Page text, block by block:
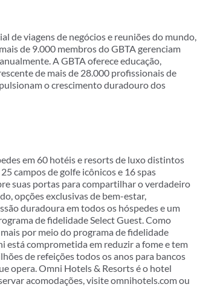
de viagens de negócios e reuniões do mundo,
de 9.000 membros do GBTA gerenciam
A GBTA oferece educação,
de mais de 28.000 profissionais de
o crescimento duradouro dos
em 60 hotéis e resorts de luxo distintos
campos de golfe icônicos e 16 spas
suas portas para compartilhar o verdadeiro
opções exclusivas de bem-estar,
duradoura em todos os hóspedes e um
de fidelidade Select Guest. Como
por meio do programa de fidelidade
está comprometida em reduzir a fome e tem
de refeições todos os anos para bancos
opera. Omni Hotels & Resorts é o hotel
acomodações, visite omnihotels.com ou